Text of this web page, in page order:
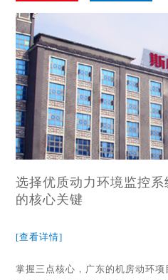
选择优质动力环境监控系
的核心关键
[查看详情]